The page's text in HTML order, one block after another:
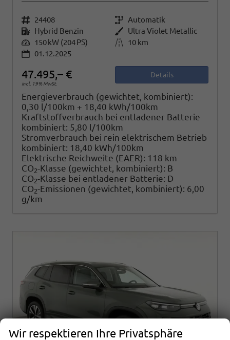
Fahrzeugnr. 24408 Getriebe Automatik
Kraftstoff Hybrid Benzin Außenfarbe Ultra Violet Metallic
Leistung 150 kW (204 PS) Kilometerstand
10 km
01.12.2025
47.495,– €
incl. 19% MwSt.
Details
Energieverbrauch (gewichtet, kombiniert):
0,30 l/100km + 18,40 kWh/100km
Kraftstoffverbrauch bei entladener Batterie
kombiniert: 5,80 l/100km
Stromverbrauch bei rein elektrischem Betrieb
kombiniert: 18,40 kWh/100km
Elektrische Reichweite (EAER): 118 km
CO2-Klasse (gewichtet, kombiniert): B
CO2-Klasse bei entladener Batterie: D
CO2-Emissionen (gewichtet, kombiniert): 6,00
g/km
Wir respektieren Ihre Privatsphäre